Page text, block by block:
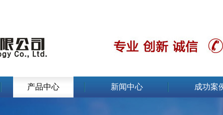
产品中心 新闻中心 成功案